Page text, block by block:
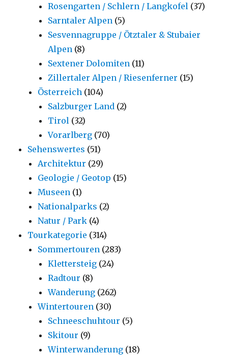
Rosengarten / Schlern / Langkofel (37)
Sarntaler Alpen (5)
Sesvennagruppe / Ötztaler & Stubaier
Alpen (8)
Sextener Dolomiten (11)
Zillertaler Alpen / Riesenferner (15)
Österreich (104)
Salzburger Land (2)
Tirol (32)
Vorarlberg (70)
Sehenswertes (51)
Architektur (29)
Geologie / Geotop (15)
Museen (1)
Nationalparks (2)
Natur / Park (4)
Tourkategorie (314)
Sommertouren (283)
Klettersteig (24)
Radtour (8)
Wanderung (262)
Wintertouren (30)
Schneeschuhtour (5)
Skitour (9)
Winterwanderung (18)